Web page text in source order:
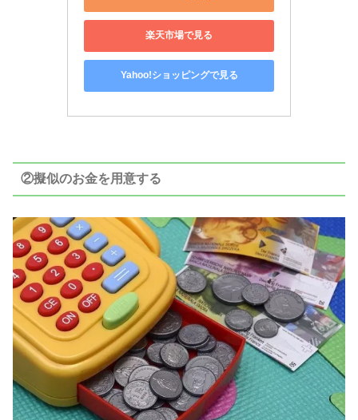
楽天市場で見る
Yahoo!ショッピングで見る
②擬似のお金を用意する